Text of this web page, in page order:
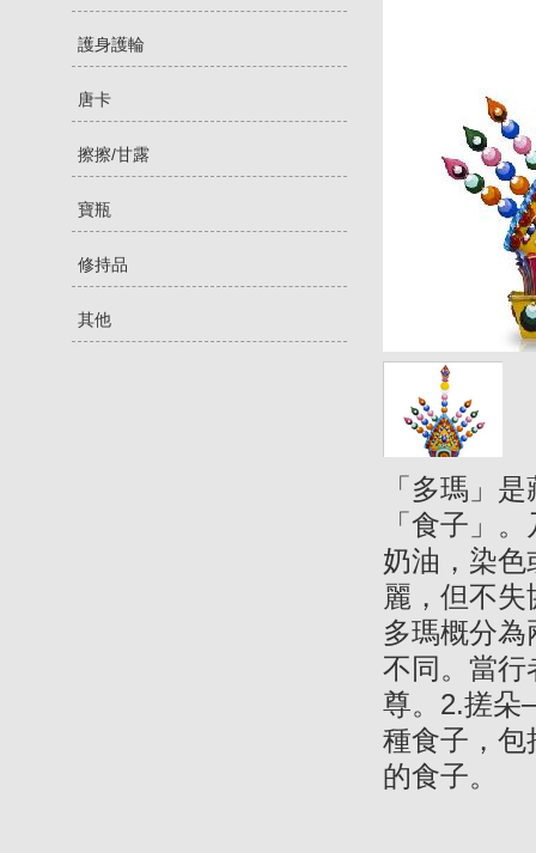
護身護輪
唐卡
擦擦/甘露
寶瓶
修持品
其他
「多瑪」
「食子」
奶油，染色
麗，但不
多瑪概分
不同。當行
尊。2.搓朵
種食子，包
的食子。